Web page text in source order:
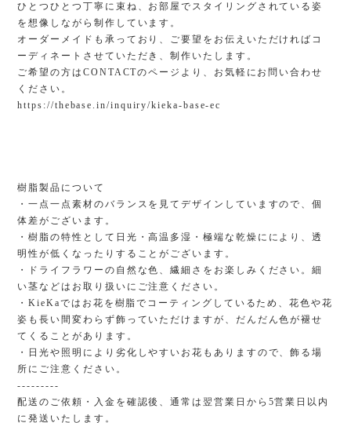
ひとつひとつ丁寧に束ね、お部屋でスタイリングされている姿
を想像しながら制作しています。
オーダーメイドも承っており、ご要望をお伝えいただければコ
ーディネートさせていただき、制作いたします。
ご希望の方はCONTACTのページより、お気軽にお問い合わせ
ください。
https://thebase.in/inquiry/kieka-base-ec
樹脂製品について
・一点一点素材のバランスを見てデザインしていますので、個
体差がございます。
・樹脂の特性として日光・高温多湿・極端な乾燥ににより、透
明性が低くなったりすることがございます。
・ドライフラワーの自然な色、繊細さをお楽しみください。細
い茎などはお取り扱いにご注意ください。
・KieKaではお花を樹脂でコーティングしているため、花色や花
姿も長い間変わらず飾っていただけますが、だんだん色が褪せ
てくることがあります。
・日光や照明により劣化しやすいお花もありますので、飾る場
所にご注意ください。
---------
配送のご依頼・入金を確認後、通常は翌営業日から5営業日以内
に発送いたします。